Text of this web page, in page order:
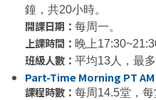
鐘，共20小時。
開課日期： 每周一。
上課時間： 晚上
班級人數： 平均13人，最多
Part-Time Morning PT AM
課程時數： 每周14.5堂，每